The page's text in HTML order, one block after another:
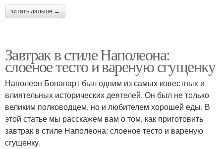
читать дальше →
Завтрак в стиле Наполеона:
слоеное тесто и вареную сгущенку
Наполеон Бонапарт был одним из самых известных и
влиятельных исторических деятелей. Он был не только
великим полководцем, но и любителем хорошей еды. В
этой статье мы расскажем вам о том, как приготовить
завтрак в стиле Наполеона: слоеное тесто и вареную
сгущенку.